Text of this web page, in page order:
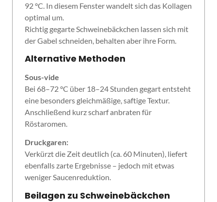
92 °C. In diesem Fenster wandelt sich das Kollagen
optimal um.
Richtig gegarte Schweinebäckchen lassen sich mit
der Gabel schneiden, behalten aber ihre Form.
Alternative Methoden
Sous-vide
Bei 68–72 °C über 18–24 Stunden gegart entsteht
eine besonders gleichmäßige, saftige Textur.
Anschließend kurz scharf anbraten für
Röstaromen.
Druckgaren:
Verkürzt die Zeit deutlich (ca. 60 Minuten), liefert
ebenfalls zarte Ergebnisse – jedoch mit etwas
weniger Saucenreduktion.
Beilagen zu Schweinebäckchen